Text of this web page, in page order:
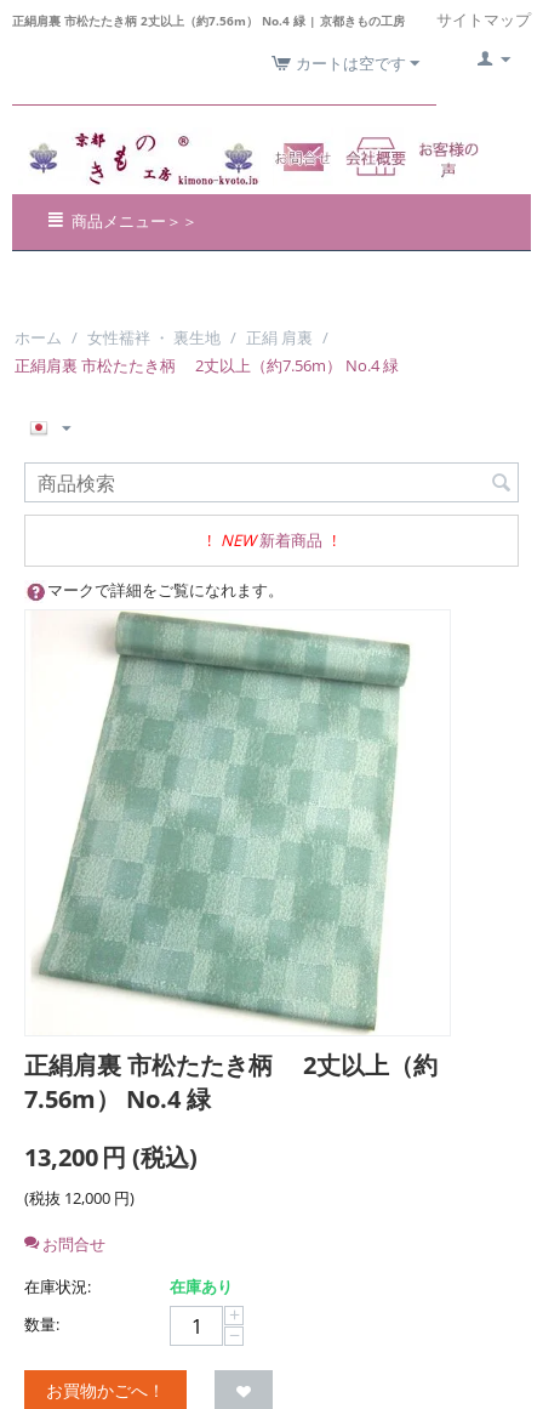
正絹肩裏 市松たたき柄 2丈以上（約7.56m） No.4 緑 | 京都きもの工房
サイトマップ
カートは空です
商品メニュー＞＞
ホーム / 女性襦袢 ・ 裏生地 / 正絹 肩裏 /
正絹肩裏 市松たたき柄 2丈以上（約7.56m） No.4 緑
! NEW 新着商品 !
マークで詳細をご覧になれます。
正絹肩裏 市松たたき柄 2丈以上（約
7.56m） No.4 緑
13,200円 (税込)
(税抜 12,000 円)
お問合せ
在庫状況:
在庫あり
数量:
+
−
お買物かごへ！